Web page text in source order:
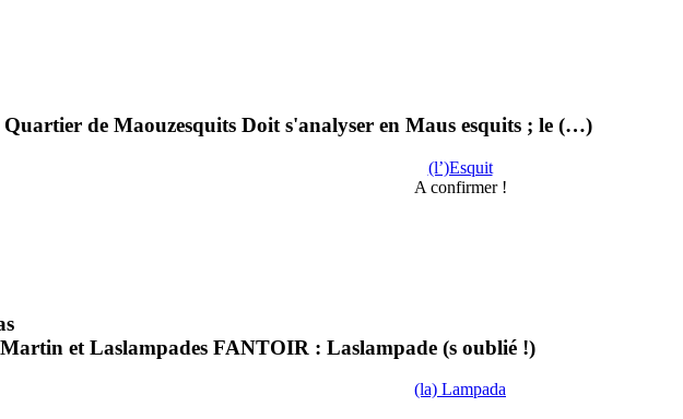
de Maouzesquits Doit s'analyser en Maus esquits ; le (…)
(l’)Esquit
A confirmer !
et Laslampades FANTOIR : Laslampade (s oublié !)
(la) Lampada